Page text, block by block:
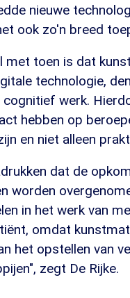
nieuwe
ook zo'n breed
met toen is dat
technologie,
cognitief werk.
hebben op
en niet alleen
dat de
worden
in het werk van
omdat
het opstellen van
zegt De Rijke.